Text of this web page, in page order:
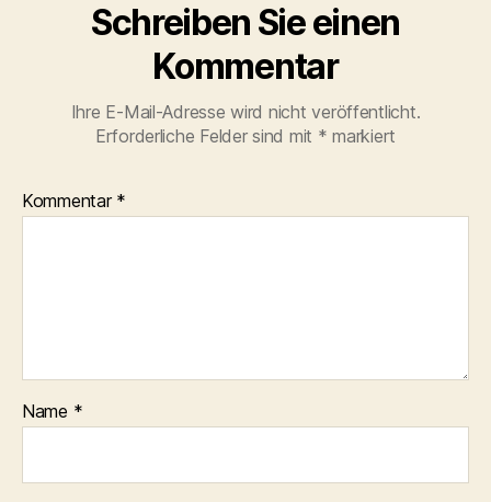
Schreiben Sie einen
Kommentar
Ihre E-Mail-Adresse wird nicht veröffentlicht.
Erforderliche Felder sind mit * markiert
Kommentar *
Name *